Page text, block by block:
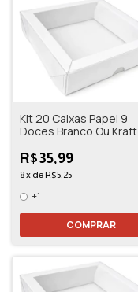
Kit 20 Caixas Papel 9
Doces Branco Ou Kraft
R$35,99
8x de R$5,25
+1
COMPRAR